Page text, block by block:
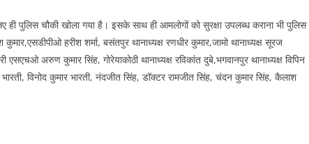
पुलिस चौकी खोला गया है। इसके साथ ही आमलोगों को सुरक्षा उपलब्ध कराना भी पुलिस
हरीश शर्मा, बसंतपुर थानाध्यक्ष रणधीर कुमार,जामो थानाध्यक्ष सूरज
एसएचओ अरुण कुमार सिंह, गोरेयाकोठी थानाध्यक्ष रविकांत दुबे,भगवानपुर थानाध्यक्ष विपिन
विनोद कुमार भारती, नंदजीत सिंह, डॉक्टर रामजीत सिंह, चंदन कुमार सिंह, कैलाश